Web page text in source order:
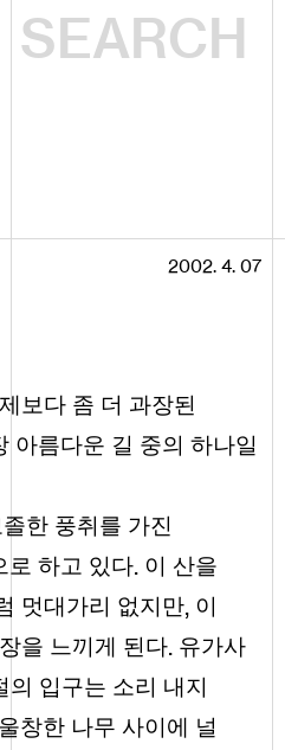
2002. 4. 07
보다 좀 더 과장된
아름다운 길 중의 하나일
한 풍취를 가진
로 하고 있다.이 산을
멋대가리 없지만,이
을 느끼게 된다.유가사
입구는 소리 내지
창한 나무 사이에 널